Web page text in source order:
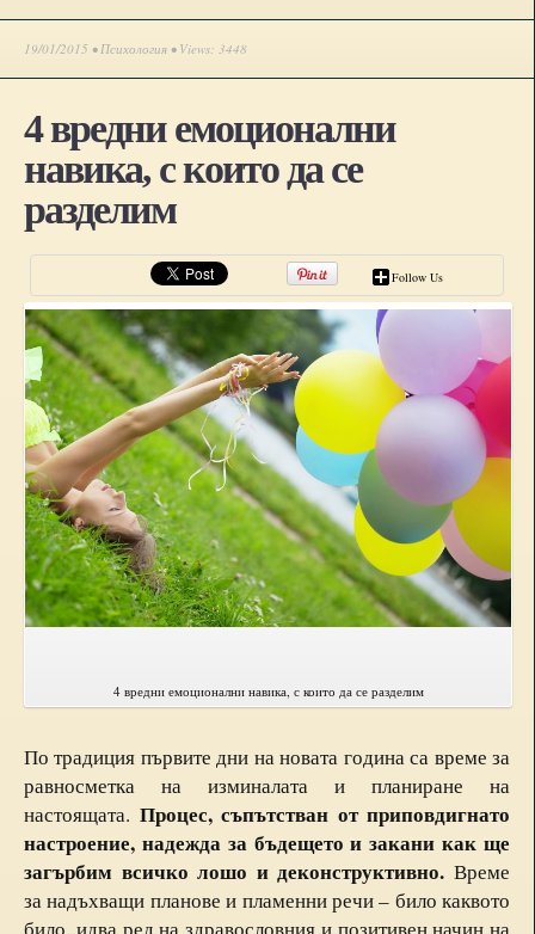
19/01/2015 •Психология • Views: 3448
4 вредни емоционални
навика, с които да се
разделим
Follow Us
4 вредни емоционални навика, с които да се разделим
По традиция първите дни на новата година са време за
равносметка на изминалата и планиране на
настоящата. Процес, съпътстван от приповдигнато
настроение, надежда за бъдещето и закани как ще
загърбим всичко лошо и деконструктивно. Време
за надъхващи планове и пламенни речи – било каквото